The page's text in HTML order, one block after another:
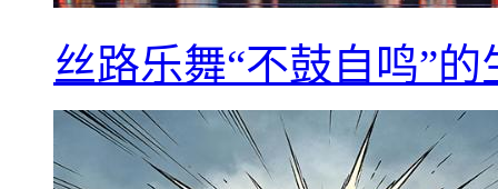
丝路乐舞“不鼓自鸣”